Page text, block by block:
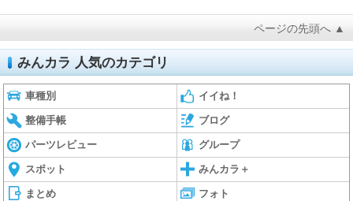
ページの先頭へ ▲
みんカラ 人気のカテゴリ
車種別 イイね！
整備手帳 ブログ
パーツレビュー グループ
スポット みんカラ＋
まとめ フォト